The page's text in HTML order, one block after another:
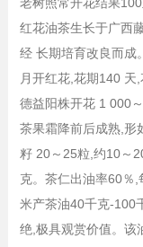
红花油茶生长于广西
经 长期培育改良而成
月开红花,花期140 天
德益阳株开花 1 000～
茶果霜降前后成熟,形
籽 20～25粒,约10～
克。茶仁出油率60％
米产茶油40千克-100
绝,极具观赏价值。